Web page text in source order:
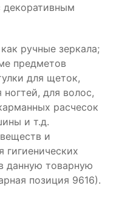
ручные зеркала;
предметов
для щеток,
для волос,
расчесок
и т.д.
и
гигиенических
данную товарную
позиция 9616).